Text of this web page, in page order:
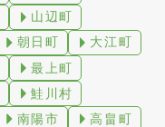
山辺町
朝日町
大江町
最上町
鮭川村
南陽市
高畠町